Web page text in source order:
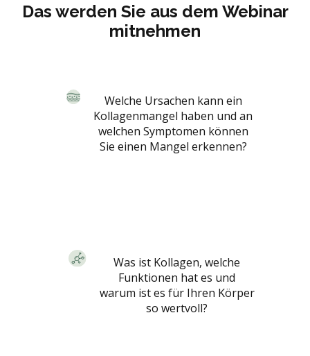
Das werden Sie aus dem Webinar
mitnehmen
Welche Ursachen kann ein
Kollagenmangel haben und an
welchen Symptomen können
Sie einen Mangel erkennen?
Was ist Kollagen, welche
Funktionen hat es und
warum ist es für Ihren Körper
so wertvoll?